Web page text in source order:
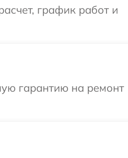
график работ и
гарантию на ремонт